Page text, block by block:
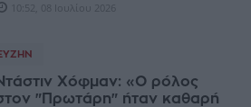
10:52, 08 Ιουλίου 2026
Χόφμαν: «Ο ρόλος
"Πρωτάρη" ήταν καθαρή